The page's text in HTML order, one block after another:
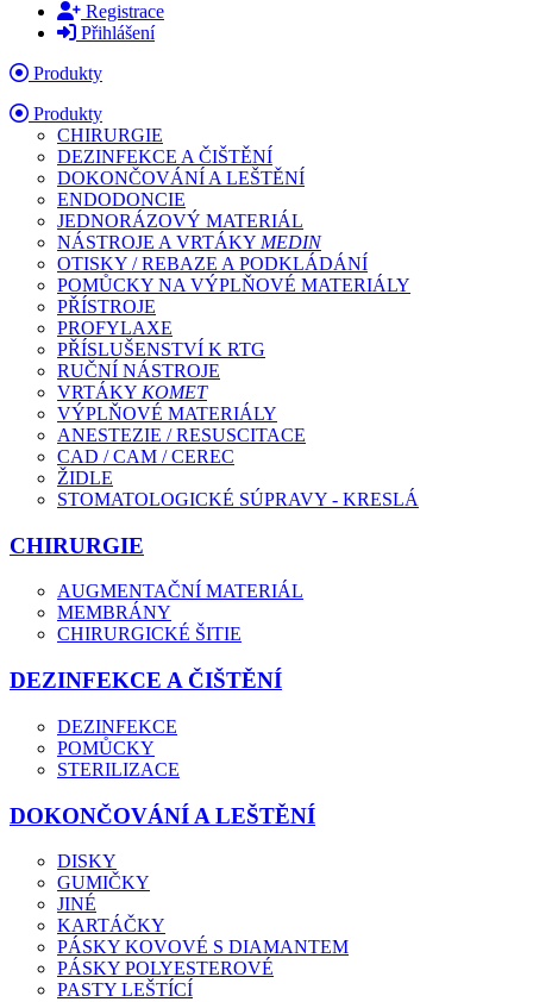
Registrace
Přihlášení
Produkty
Produkty
CHIRURGIE
DEZINFEKCE A ČIŠTĚNÍ
DOKONČOVÁNÍ A LEŠTĚNÍ
ENDODONCIE
JEDNORÁZOVÝ MATERIÁL
NÁSTROJE A VRTÁKY MEDIN
OTISKY / REBAZE A PODKLÁDÁNÍ
POMŮCKY NA VÝPLŇOVÉ MATERIÁLY
PŘÍSTROJE
PROFYLAXE
PŘÍSLUŠENSTVÍ K RTG
RUČNÍ NÁSTROJE
VRTÁKY KOMET
VÝPLŇOVÉ MATERIÁLY
ANESTEZIE / RESUSCITACE
CAD / CAM / CEREC
ŽIDLE
STOMATOLOGICKÉ SÚPRAVY - KRESLÁ
CHIRURGIE
AUGMENTAČNÍ MATERIÁL
MEMBRÁNY
CHIRURGICKÉ ŠITIE
DEZINFEKCE A ČIŠTĚNÍ
DEZINFEKCE
POMŮCKY
STERILIZACE
DOKONČOVÁNÍ A LEŠTĚNÍ
DISKY
GUMIČKY
JINÉ
KARTÁČKY
PÁSKY KOVOVÉ S DIAMANTEM
PÁSKY POLYESTEROVÉ
PASTY LEŠTÍCÍ